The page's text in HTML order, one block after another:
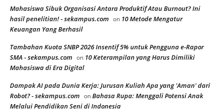
Mahasiswa Sibuk Organisasi Antara Produktif Atau Burnout? Ini
hasil penelitian! - sekampus.com on 10 Metode Mengatur
Keuangan Yang Berhasil
Tambahan Kuota SNBP 2026 Insentif 5% untuk Pengguna e-Rapor
SMA - sekampus.com on 10 Keterampilan yang Harus Dimiliki
Mahasiswa di Era Digital
Dampak AI pada Dunia Kerja: Jurusan Kuliah Apa yang 'Aman' dari
Robot? - sekampus.com onBahasa Rupa: Menggali Potensi Anak
Melalui Pendidikan Seni di Indonesia